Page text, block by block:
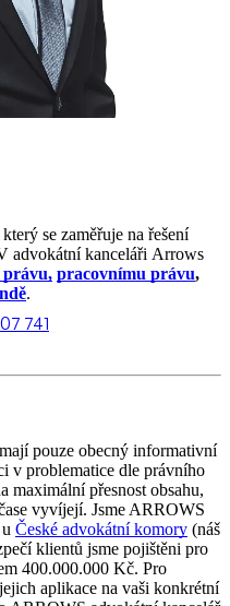
se zaměřuje na řešení
advokátní kanceláři Arrows
pracovnímu právu,
.
741
pouze obecný informativní
v problematice dle právního
maximální přesnost obsahu,
vyvíjejí. Jsme ARROWS
České advokátní komory (náš
klientů jsme pojištěni pro
400.000.000 Kč. Pro
aplikace na vaši konkrétní